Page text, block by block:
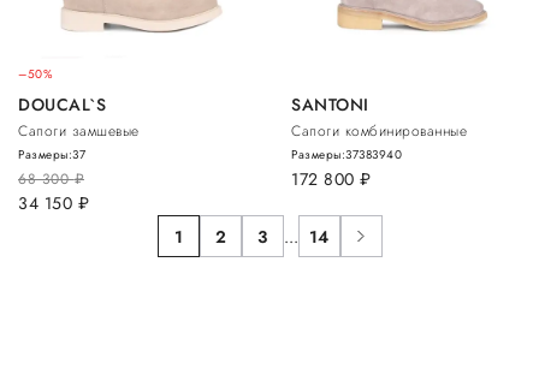
–50%
DOUCAL`S
Сапоги замшевые
68 300руб.
34 150 руб.
Размеры:37
SANTONI
Сапоги комбинированные
172 800 руб.
Размеры:37383940
1 2 3 ... 14